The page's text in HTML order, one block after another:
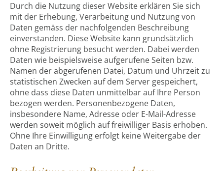
Durch die Nutzung dieser Website erklären Sie sich
mit der Erhebung, Verarbeitung und Nutzung von
Daten gemäss der nachfolgenden Beschreibung
einverstanden. Diese Website kann grundsätzlich
ohne Registrierung besucht werden. Dabei werden
Daten wie beispielsweise aufgerufene Seiten bzw.
Namen der abgerufenen Datei, Datum und Uhrzeit zu
statistischen Zwecken auf dem Server gespeichert,
ohne dass diese Daten unmittelbar auf Ihre Person
bezogen werden. Personenbezogene Daten,
insbesondere Name, Adresse oder E-Mail-Adresse
werden soweit möglich auf freiwilliger Basis erhoben.
Ohne Ihre Einwilligung erfolgt keine Weitergabe der
Daten an Dritte.